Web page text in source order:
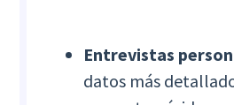
Entrevistas
datos más